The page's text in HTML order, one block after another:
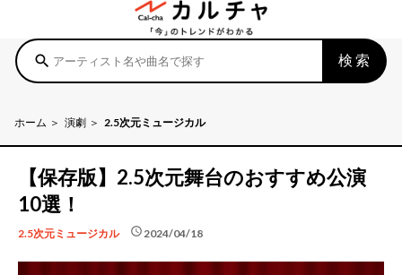
search 検索
ホーム 演劇 2.5次元ミュージカル
【保存版】2.5次元舞台のおすすめ公演
10選！
2.5次元ミュージカル schedule 2024/04/18